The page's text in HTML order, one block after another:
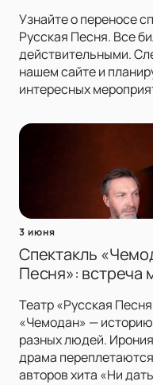
Узнайте о переносе
Русская Песня. Все
действительными.
нашем сайте и
интересных
3 июня
Спектакль
Песня»: встреча
Театр «Русская
«Чемодан» —
разных людей.
драма
авторов хита «Ни